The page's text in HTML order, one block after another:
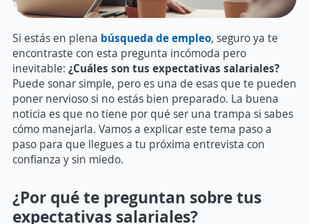
Si estás en plena búsqueda de empleo, seguro ya te
encontraste con esta pregunta incómoda pero
inevitable: ¿Cuáles son tus expectativas salariales?
Puede sonar simple, pero es una de esas que te pueden
poner nervioso si no estás bien preparado. La buena
noticia es que no tiene por qué ser una trampa si sabes
cómo manejarla. Vamos a explicar este tema paso a
paso para que llegues a tu próxima entrevista con
confianza y sin miedo.
¿Por qué te preguntan sobre tus
expectativas salariales?